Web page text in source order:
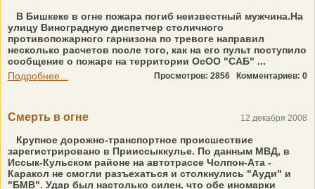
В Бишкеке в огне пожара погиб неизвестный мужчина.На
улицу Виноградную диспетчер столичного
противопожарного гарнизона по тревоге направил
несколько расчетов после того, как на его пульт поступило
сообщение о пожаре на территории ОсОО "САБ" ...
Подробнее...
Просмотров: 2856 Комментариев: 0
Смерть в огне 12 декабря 2008
Крупное дорожно-транспортное происшествие
зарегистрировано в Прииссыккулье. По данным МВД, в
Иссык-Кульском районе на автотрассе Чолпон-Ата -
Каракол не смогли разъехаться и столкнулись "Ауди" и
"БМВ". Удар был настолько силен, что обе иномарки